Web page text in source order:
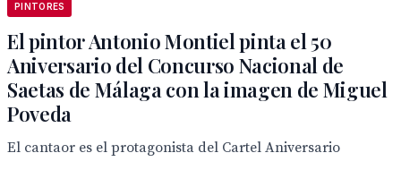
PINTORES
El pintor Antonio Montiel pinta el 50
Aniversario del Concurso Nacional de
Saetas de Málaga con la imagen de Miguel
Poveda
El cantaor es el protagonista del Cartel Aniversario